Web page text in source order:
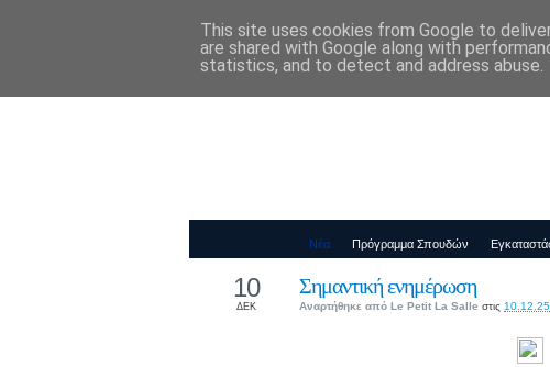
Παιδικός Σταθμός-
Νέα Πρόγραμμα Σπουδών
Σημαντική ενημέρωση
Αναρτήθηκε από Le Petit La Salle στις 10.12.25
10
ΔΕΚ
This site uses cookies from Google to
are shared with Google along with
statistics, and to detect and address abuse.